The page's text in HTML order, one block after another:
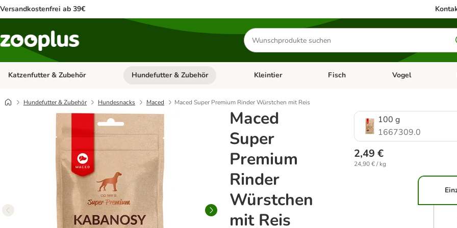
Versandkostenfrei ab 39€
Produkte
suchen
Katzenfutter & Zubehör Kategorie-Menü öffnen: Katzenfutter & Zubehör
Hundefutter & Zubehör Kategorie-Menü öffnen: Hundefutter & Zubehör
Kleintier Kategorie-Menü öffnen: Kleintier
Fisch Kategorie-Menü
Vogel
Hundefutter & Zubehör Hundesnacks Maced Maced Super Premium Rinder Würstchen mit Reis
Maced
Super
Premium
Rinder
Würstchen
mit Reis
100 g
1667309.0
2,49 €
24,90 € / kg